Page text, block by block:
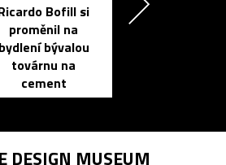
Bofill si
proměnil na
bydlení bývalou
továrnu na
cement
DESIGN MUSEUM